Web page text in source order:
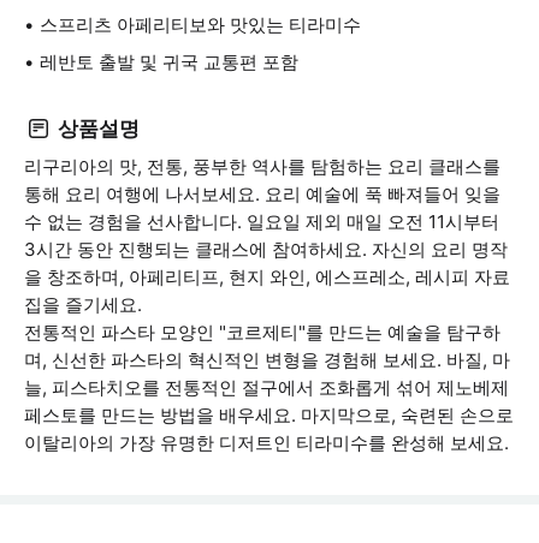
스프리츠 아페리티보와 맛있는 티라미수
레반토 출발 및 귀국 교통편 포함
상품설명
리구리아의 맛, 전통, 풍부한 역사를 탐험하는 요리 클래스를
통해 요리 여행에 나서보세요. 요리 예술에 푹 빠져들어 잊을
수 없는 경험을 선사합니다. 일요일 제외 매일 오전 11시부터
3시간 동안 진행되는 클래스에 참여하세요. 자신의 요리 명작
을 창조하며, 아페리티프, 현지 와인, 에스프레소, 레시피 자료
집을 즐기세요.
전통적인 파스타 모양인 "코르제티"를 만드는 예술을 탐구하
며, 신선한 파스타의 혁신적인 변형을 경험해 보세요. 바질, 마
늘, 피스타치오를 전통적인 절구에서 조화롭게 섞어 제노베제
페스토를 만드는 방법을 배우세요. 마지막으로, 숙련된 손으로
이탈리아의 가장 유명한 디저트인 티라미수를 완성해 보세요.